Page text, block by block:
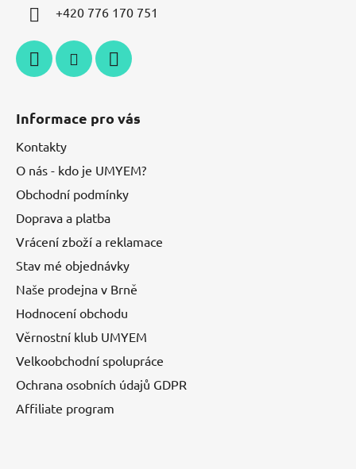
+420 776 170 751
Informace pro vás
Kontakty
O nás - kdo je UMYEM?
Obchodní podmínky
Doprava a platba
Vrácení zboží a reklamace
Stav mé objednávky
Naše prodejna v Brně
Hodnocení obchodu
Věrnostní klub UMYEM
Velkoobchodní spolupráce
Ochrana osobních údajů GDPR
Affiliate program